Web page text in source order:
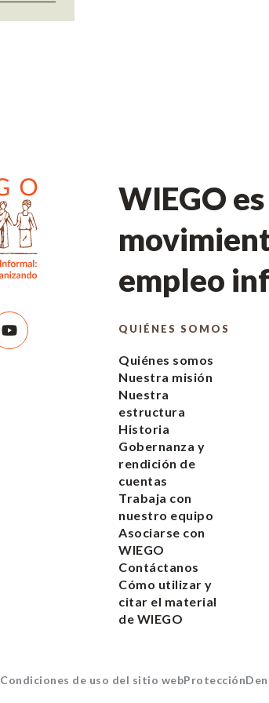
WIEGO
empleo
QUIÉNES SOMOS
Quiénes somos
Nuestra misión
Nuestra
estructura
Historia
Gobernanza y
rendición de
cuentas
Trabaja con
nuestro equipo
Asociarse con
WIEGO
Contáctanos
Cómo utilizar y
citar el material
de WIEGO
Condiciones de uso del sitio webProtección